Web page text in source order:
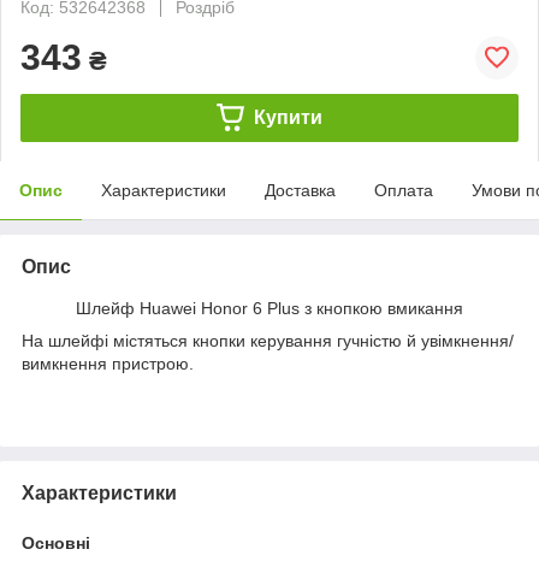
Код: 532642368
Роздріб
343 ₴
Купити
Опис Характеристики Доставка Оплата Умови
Опис
Шлейф Huawei Honor 6 Plus з кнопкою вмикання
На шлейфі містяться кнопки керування гучністю й увімкнення/
вимкнення пристрою.
Характеристики
Основні